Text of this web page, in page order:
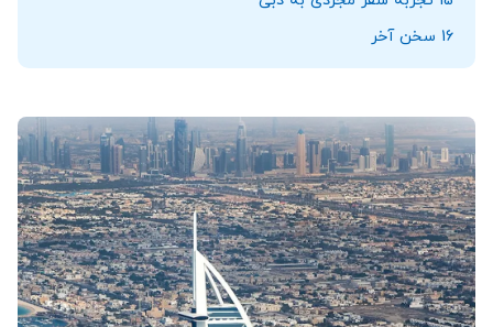
16 سخن آخر